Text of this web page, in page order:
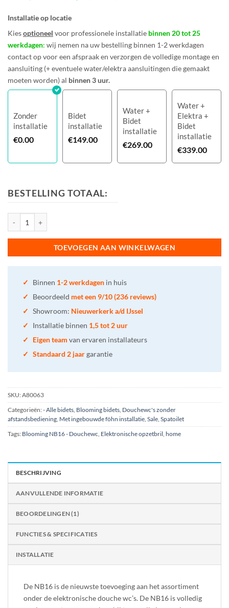
€725.00.€575.00.
Installatie op locatie
Kiesoptioneel voor professionele installatie binnen 20 tot 25
werkdagen: wij nemen na uw bestelling binnen 1-2 werkdagen
contact op voor een afspraak en verzorgen de volledige montage en
aansluiting (+ eventuele water/elektra aansluitingen die gemaakt
moeten worden) al binnen 3 uur.
Zonder
installatie
€0.00
Bidet
installatie
€149.00
Water +
Bidet
installatie
€269.00
Water +
Elektra +
Bidet
installatie
€339.00
BESTELLING TOTAAL:
TOEVOEGEN AAN WINKELWAGEN
✓ Binnen 1-2 werkdagen in huis
✓
Beoordeeld met een 9/10 (236 reviews)
✓ Showroom: Nieuwerkerk a/d IJssel
✓
Installatie binnen 1,5 tot 2 uur
✓
Eigen team van ervaren installateurs
✓ Standaard 2 jaargarantie
SKU:A80063
Categorieën:- Alle bidets Blooming bidets Douchewc's zonder
afstandsbediening Met ingebouwde föhn installatie Sale Spatoilet
Tags: Blooming NB16 - Douchewc Elektronische opzetbril home
BESCHRIJVING
AANVULLENDE INFORMATIE
BEOORDELINGEN (1)
FUNCTIES & SPECIFICATIES
INSTALLATIE
De NB16 is de nieuwste toevoeging aan het assortiment
onder de elektronische douche wc’s. De NB16 is volledig